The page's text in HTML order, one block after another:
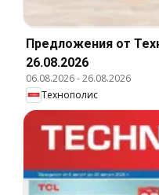
Предложения от
26.08.2026
06.08.2026-26.08.2026
Технополис